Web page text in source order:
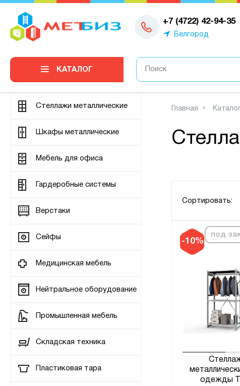
+7 (4722) 42-94-35
Белгород
0
КАТАЛОГ
Стеллажи металлические
Шкафы металлические
Мебель для офиса
Гардеробные системы
Верстаки
Сейфы
Медицинская мебель
Нейтральное оборудование
Промышленная мебель
Складская техника
Пластиковая тара
Главная
Сортировать:
-10%
под
одежды